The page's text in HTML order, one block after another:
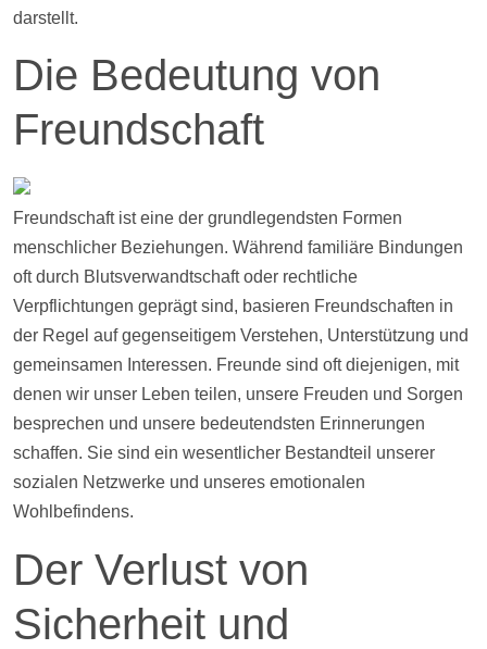
darstellt.
Die Bedeutung von
Freundschaft
Freundschaft ist eine der grundlegendsten Formen
menschlicher Beziehungen. Während familiäre Bindungen
oft durch Blutsverwandtschaft oder rechtliche
Verpflichtungen geprägt sind, basieren Freundschaften in
der Regel auf gegenseitigem Verstehen, Unterstützung und
gemeinsamen Interessen. Freunde sind oft diejenigen, mit
denen wir unser Leben teilen, unsere Freuden und Sorgen
besprechen und unsere bedeutendsten Erinnerungen
schaffen. Sie sind ein wesentlicher Bestandteil unserer
sozialen Netzwerke und unseres emotionalen
Wohlbefindens.
Der Verlust von
Sicherheit und